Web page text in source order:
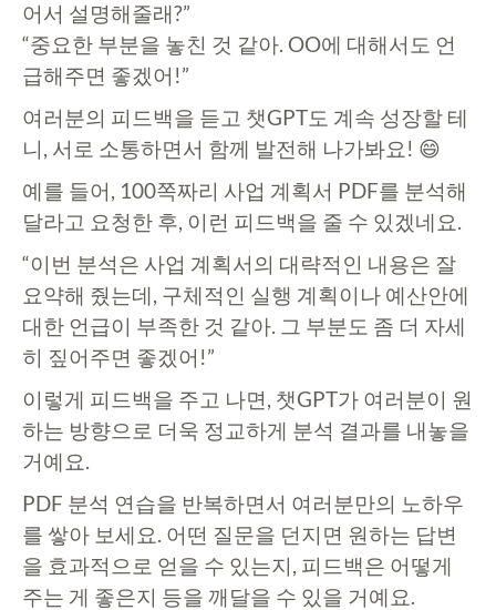
어서 설명해줄래?”
“중요한 부분을 놓친 것 같아. OO에 대해서도 언
급해주면 좋겠어!”
여러분의 피드백을 듣고 챗GPT도 계속 성장할 테
니, 서로 소통하면서 함께 발전해 나가봐요! 😄
예를 들어, 100쪽짜리 사업 계획서 PDF를 분석해
달라고 요청한 후, 이런 피드백을 줄 수 있겠네요.
“이번 분석은 사업 계획서의 대략적인 내용은 잘
요약해 줬는데, 구체적인 실행 계획이나 예산안에
대한 언급이 부족한 것 같아. 그 부분도 좀 더 자세
히 짚어주면 좋겠어!”
이렇게 피드백을 주고 나면, 챗GPT가 여러분이 원
하는 방향으로 더욱 정교하게 분석 결과를 내놓을
거예요.
PDF 분석 연습을 반복하면서 여러분만의 노하우
를 쌓아 보세요. 어떤 질문을 던지면 원하는 답변
을 효과적으로 얻을 수 있는지, 피드백은 어떻게
주는 게 좋은지 등을 깨달을 수 있을 거예요.